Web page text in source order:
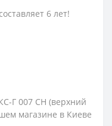
6 лет!
Г 007 СН (верхний
магазине в Киеве